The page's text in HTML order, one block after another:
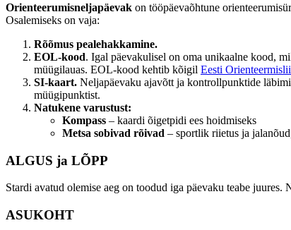
Orienteerumisneljapäevak on tööpäevaõhtune
Osalemiseks on vaja:
Rõõmus pealehakkamine.
EOL-kood. Igal päevakulisel on oma unikaalne kood,
müügilauas. EOL-kood kehtib kõigil Eesti
SI-kaart. Neljapäevaku ajavõtt ja kontrollpunktide
müügipunktist.
Natukene varustust:
Kompass – kaardi õigetpidi ees hoidmiseks
Metsa sobivad rõivad – sportlik riietus ja
ALGUS ja LÕPP
Stardi avatud olemise aeg on toodud iga päevaku teabe juures.
ASUKOHT